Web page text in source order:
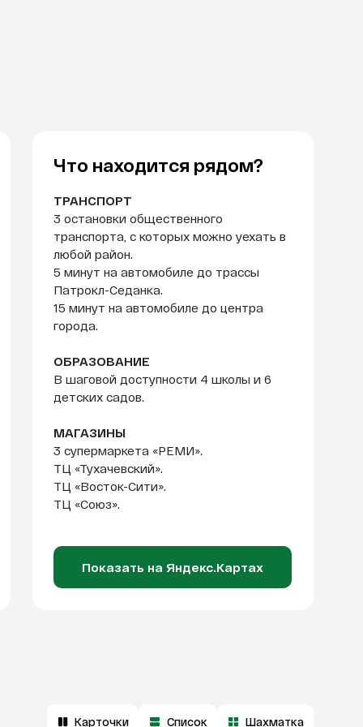
Что находится рядом?
ТРАНСПОРТ
3 остановки общественного
транспорта, с которых можно уехать в
любой район.
5 минут на автомобиле до трассы
Патрокл-Седанка.
15 минут на автомобиле до центра
города.
ОБРАЗОВАНИЕ
В шаговой доступности 4 школы и 6
детских садов.
МАГАЗИНЫ
3 супермаркета «РЕМИ».
ТЦ «Тухачевский».
ТЦ «Восток-Сити».
ТЦ «Союз».
Показать на Яндекс.Картах
Карточки Список Шахматка